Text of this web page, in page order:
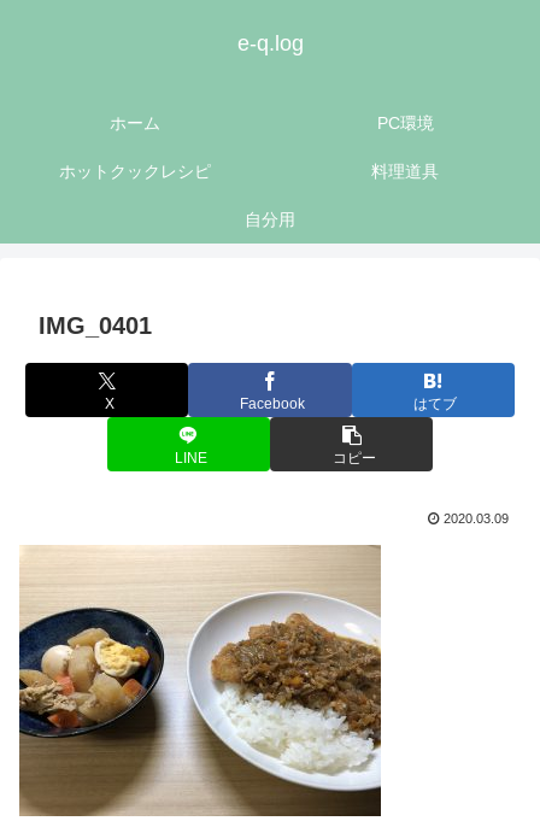
e-q.log
ホーム PC環境
ホットクックレシピ 料理道具
自分用
IMG_0401
X Facebook はてブ
LINE コピー
2020.03.09